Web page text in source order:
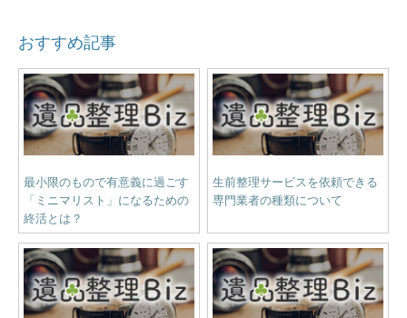
おすすめ記事
最小限のもので有意義に過ごす
「ミニマリスト」になるための
終活とは？
生前整理サービスを依頼できる
専門業者の種類について